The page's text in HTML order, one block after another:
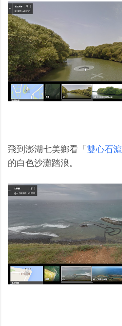
飛到澎湖七美鄉看「雙心石滬
的白色沙灘踏浪。